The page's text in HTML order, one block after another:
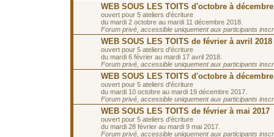
WEB SOUS LES TOITS d'octobre à décembre
ouvert pour 5 ateliers d'écriture
du mardi 2 octobre au mardi 11 décembre 2018.
Forum privé, accessible uniquement aux participants
WEB SOUS LES TOITS de février à avril 2018
ouvert pour 5 ateliers d'écriture
du mardi 6 février au mardi 17 avril 2018.
Forum privé, accessible uniquement aux participants
WEB SOUS LES TOITS d'octobre à décembre
ouvert pour 5 ateliers d'écriture
du mardi 10 octobre au mardi 19 décembre 2017.
Forum privé, accessible uniquement aux participants
WEB SOUS LES TOITS de février à mai 2017
ouvert pour 5 ateliers d'écriture
du mardi 28 février au mardi 9 mai 2017.
Forum privé, accessible uniquement aux participants